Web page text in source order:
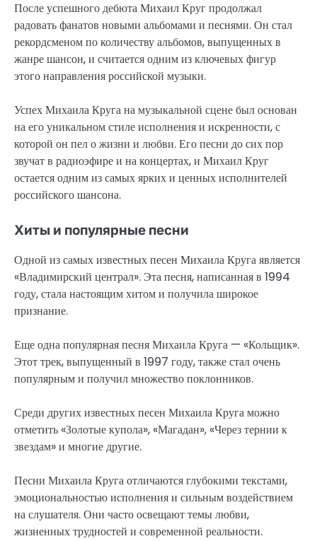
После успешного дебюта Михаил Круг продолжал
радовать фанатов новыми альбомами и песнями. Он стал
рекордсменом по количеству альбомов, выпущенных в
жанре шансон, и считается одним из ключевых фигур
этого направления российской музыки.
Успех Михаила Круга на музыкальной сцене был основан
на его уникальном стиле исполнения и искренности, с
которой он пел о жизни и любви. Его песни до сих пор
звучат в радиоэфире и на концертах, и Михаил Круг
остается одним из самых ярких и ценных исполнителей
российского шансона.
Хиты и популярные песни
Одной из самых известных песен Михаила Круга является
«Владимирский централ». Эта песня, написанная в 1994
году, стала настоящим хитом и получила широкое
признание.
Еще одна популярная песня Михаила Круга — «Кольщик».
Этот трек, выпущенный в 1997 году, также стал очень
популярным и получил множество поклонников.
Среди других известных песен Михаила Круга можно
отметить «Золотые купола», «Магадан», «Через тернии к
звездам» и многие другие.
Песни Михаила Круга отличаются глубокими текстами,
эмоциональностью исполнения и сильным воздействием
на слушателя. Они часто освещают темы любви,
жизненных трудностей и современной реальности.